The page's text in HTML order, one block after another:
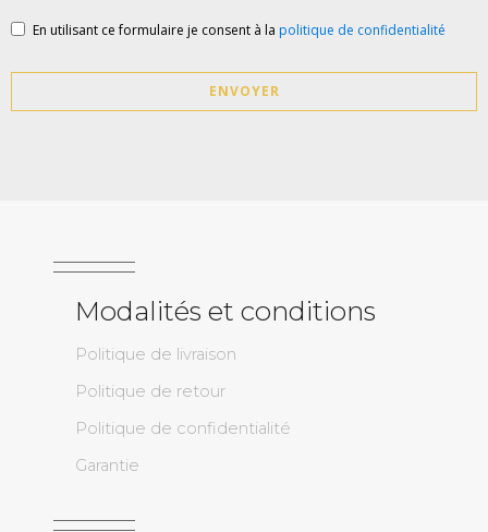
En utilisant ce formulaire je consent à la politique de confidentialité
ENVOYER
Modalités et conditions
Politique de livraison
Politique de retour
Politique de confidentialité
Garantie